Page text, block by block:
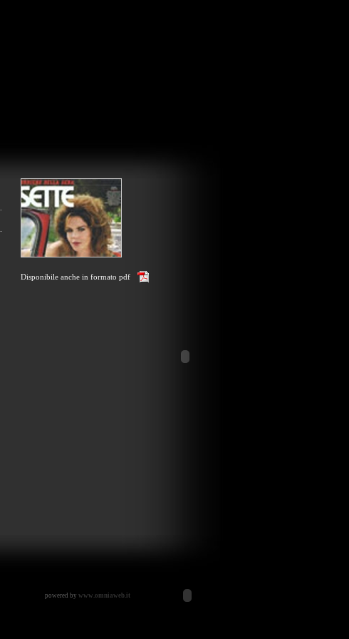
Disponibile anche in formato pdf
powered by www.omniaweb.it